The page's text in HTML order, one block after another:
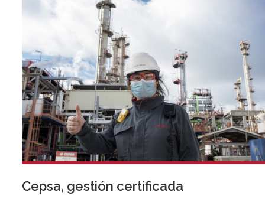
Cepsa, gestión certificada